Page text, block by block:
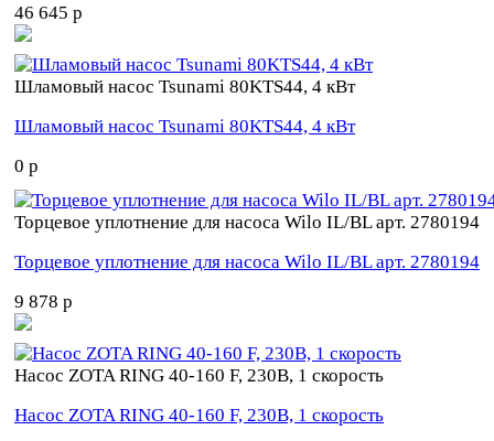
46 645 p
Шламовый насос Tsunami 80KTS44, 4 кВт
Шламовый насос Tsunami 80KTS44, 4 кВт
0 p
Торцевое уплотнение для насоса Wilo IL/BL арт. 2780194
Торцевое уплотнение для насоса Wilo IL/BL арт. 2780194
9 878 p
Насос ZOTA RING 40-160 F, 230В, 1 скорость
Насос ZOTA RING 40-160 F, 230В, 1 скорость